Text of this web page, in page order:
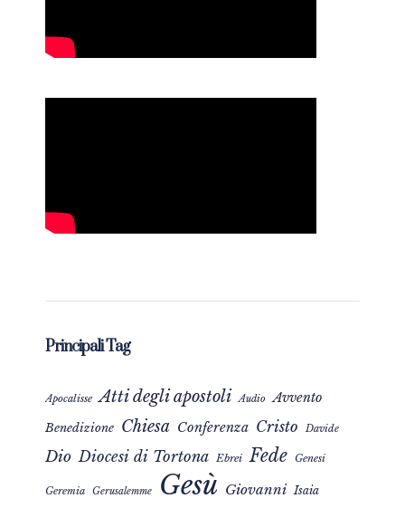
Principali Tag
Apocalisse Atti degli apostoli Audio Avvento
Benedizione Chiesa Conferenza Cristo Davide
Dio Diocesi di Tortona Ebrei Fede Genesi
Geremia Gerusalemme Gesù Giovanni Isaia